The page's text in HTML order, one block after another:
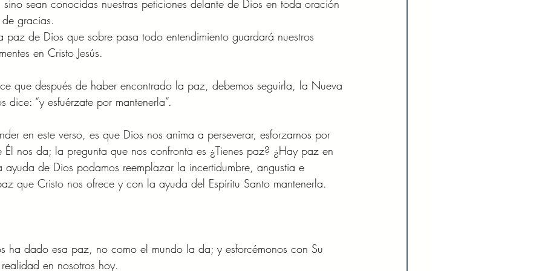
sean conocidas nuestras peticiones delante de Dios en toda oración
gracias.
de Dios que sobre pasa todo entendimiento guardará nuestros
en Cristo Jesús.
que después de haber encontrado la paz, debemos seguirla, la Nueva
dice: “y esfuérzate por mantenerla”.
en este verso, es que Dios nos anima a perseverar, esforzarnos por
Él nos da; la pregunta que nos confronta es ¿Tienes paz? ¿Hay paz en
de Dios podamos reemplazar la incertidumbre, angustia e
que Cristo nos ofrece y con la ayuda del Espíritu Santo mantenerla.
ha dado esa paz, no como el mundo la da; y esforcémonos con Su
en nosotros hoy.